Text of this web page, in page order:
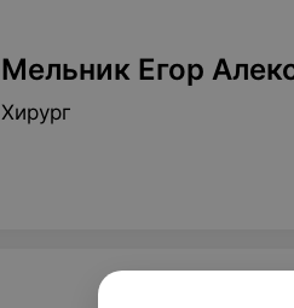
Мельник Егор
Хирург